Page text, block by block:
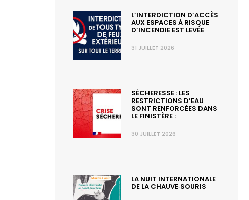
L’INTERDICTION D’ACCÈS
AUX ESPACES À RISQUE
D’INCENDIE EST LEVÉE
31 JUILLET 2026
SÉCHERESSE : LES
RESTRICTIONS D’EAU
SONT RENFORCÉES DANS
LE FINISTÈRE :
30 JUILLET 2026
LA NUIT INTERNATIONALE
DE LA CHAUVE‑SOURIS